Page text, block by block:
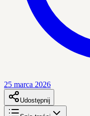
25 marca 2026
Udostępnij